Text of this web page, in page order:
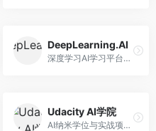
DeepLearning.AI
深度学习AI学习平台，由吴恩达创立。面向AI学习者，提供深度学习专项课程、AI新闻、技术社区等资源，课程质量权威。
Udacity AI学院
AI纳米学位与实战项目平台，专注于职业导向学习。面向AI从业者，提供机器学习、深度学习、计算机视觉等纳米学位，项目实战性强。